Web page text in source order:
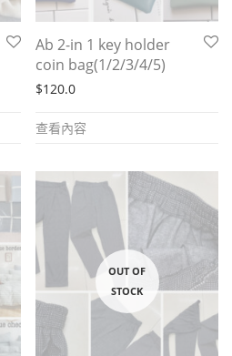
Ab 2-in 1 key holder
coin bag(1/2/3/4/5)
$120.0
查看內容